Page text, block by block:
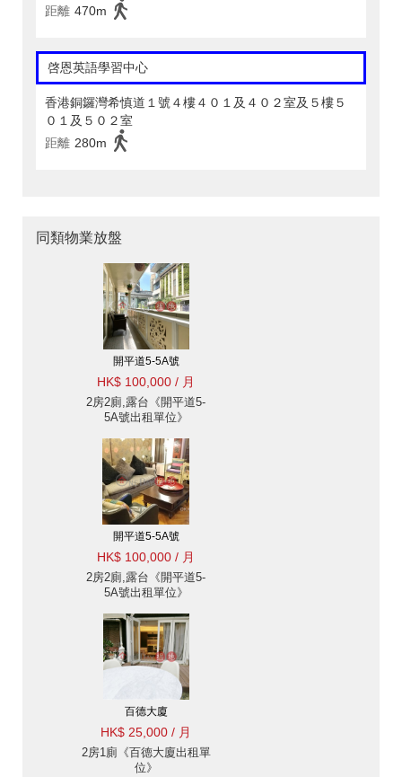
距離 470m
啓恩英語學習中心
香港銅鑼灣希慎道１號４樓４０１及４０２室及５樓５
０１及５０２室
距離 280m
同類物業放盤
開平道5-5A號
HK$ 100,000 / 月
2房2廁,露台《開平道5-
5A號出租單位》
開平道5-5A號
HK$ 100,000 / 月
2房2廁,露台《開平道5-
5A號出租單位》
百德大廈
HK$ 25,000 / 月
2房1廁《百德大廈出租單
位》